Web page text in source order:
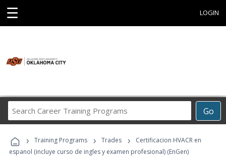
☰ LOGIN
Go
Career
Programs
› Training Programs › Trades ›
Certificacion HVACR en
espanol (incluye curso de ingles y examen profesional) (EnGen)